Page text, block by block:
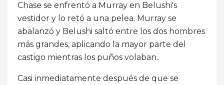
Chase se enfrentó a Murray en Belushi's
vestidor y lo retó a una pelea. Murray se
abalanzó y Belushi saltó entre los dos hombres
más grandes, aplicando la mayor parte del
castigo mientras los puños volaban..
Casi inmediatamente después de que se